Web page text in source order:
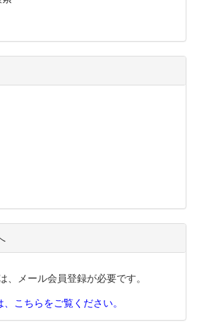
、メール会員登録が必要です。
こちらをご覧ください。